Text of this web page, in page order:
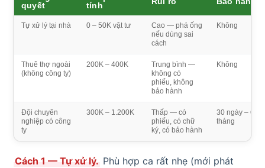
quyết
tính
Tự xử lý tại nhà 0 – 50K vật tư
Cao — phá ống
nếu dùng sai
cách
Không
Thuê thợ ngoài
(không công ty)
200K – 400K
Trung bình —
không có
phiếu, không
bảo hành
Không
Đội chuyên
nghiệp có công
ty
300K – 1.200K
Thấp — có
phiếu, có chữ
ký, có bảo hành
30 ngày – 6
tháng
Cách 1 — Tự xử lý. Phù hợp ca rất nhẹ (mới phát